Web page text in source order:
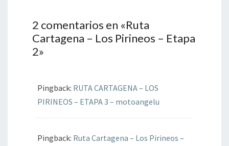
2 comentarios en «Ruta
Cartagena – Los Pirineos – Etapa
2»
Pingback: RUTA CARTAGENA – LOS
PIRINEOS – ETAPA 3 – motoangelu
Pingback: Ruta Cartagena – Los Pirineos –